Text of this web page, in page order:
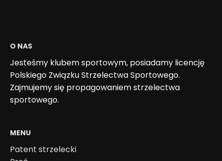
O NAS
Jesteśmy klubem sportowym, posiadamy licencję
Polskiego Związku Strzelectwa Sportowego.
Zajmujemy się propagowaniem strzelectwa
sportowego.
MENU
Patent strzelecki